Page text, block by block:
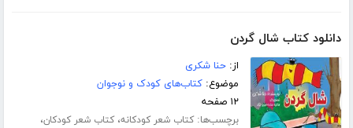
دانلود کتاب شال گردن
از:حنا شکری
موضوع:کتاب‌های کودک و نوجوان
۱۲ صفحه
برچسب‌ها:کتاب شعر کودکانه،کتاب شعر کودکان،